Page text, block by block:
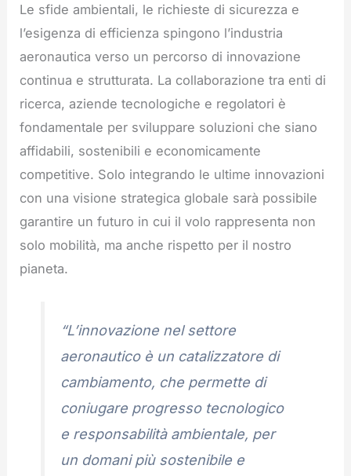
Le sfide ambientali, le richieste di sicurezza e
l’esigenza di efficienza spingono l’industria
aeronautica verso un percorso di innovazione
continua e strutturata. La collaborazione tra enti di
ricerca, aziende tecnologiche e regolatori è
fondamentale per sviluppare soluzioni che siano
affidabili, sostenibili e economicamente
competitive. Solo integrando le ultime innovazioni
con una visione strategica globale sarà possibile
garantire un futuro in cui il volo rappresenta non
solo mobilità, ma anche rispetto per il nostro
pianeta.
“L’innovazione nel settore
aeronautico è un catalizzatore di
cambiamento, che permette di
coniugare progresso tecnologico
e responsabilità ambientale, per
un domani più sostenibile e